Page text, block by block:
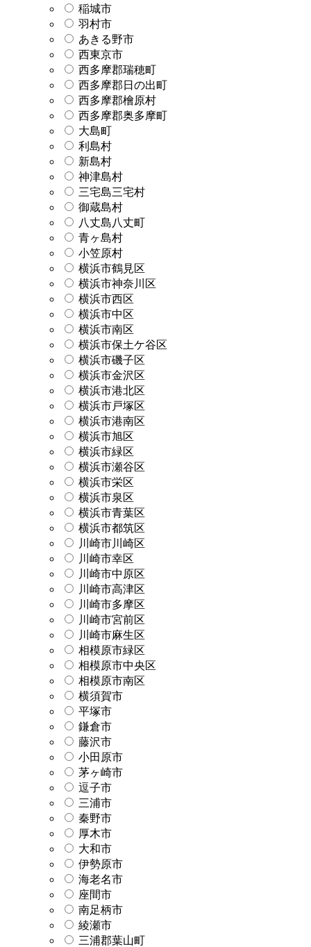
稲城市
羽村市
あきる野市
西東京市
西多摩郡瑞穂町
西多摩郡日の出町
西多摩郡檜原村
西多摩郡奥多摩町
大島町
利島村
新島村
神津島村
三宅島三宅村
御蔵島村
八丈島八丈町
青ヶ島村
小笠原村
横浜市鶴見区
横浜市神奈川区
横浜市西区
横浜市中区
横浜市南区
横浜市保土ケ谷区
横浜市磯子区
横浜市金沢区
横浜市港北区
横浜市戸塚区
横浜市港南区
横浜市旭区
横浜市緑区
横浜市瀬谷区
横浜市栄区
横浜市泉区
横浜市青葉区
横浜市都筑区
川崎市川崎区
川崎市幸区
川崎市中原区
川崎市高津区
川崎市多摩区
川崎市宮前区
川崎市麻生区
相模原市緑区
相模原市中央区
相模原市南区
横須賀市
平塚市
鎌倉市
藤沢市
小田原市
茅ヶ崎市
逗子市
三浦市
秦野市
厚木市
大和市
伊勢原市
海老名市
座間市
南足柄市
綾瀬市
三浦郡葉山町